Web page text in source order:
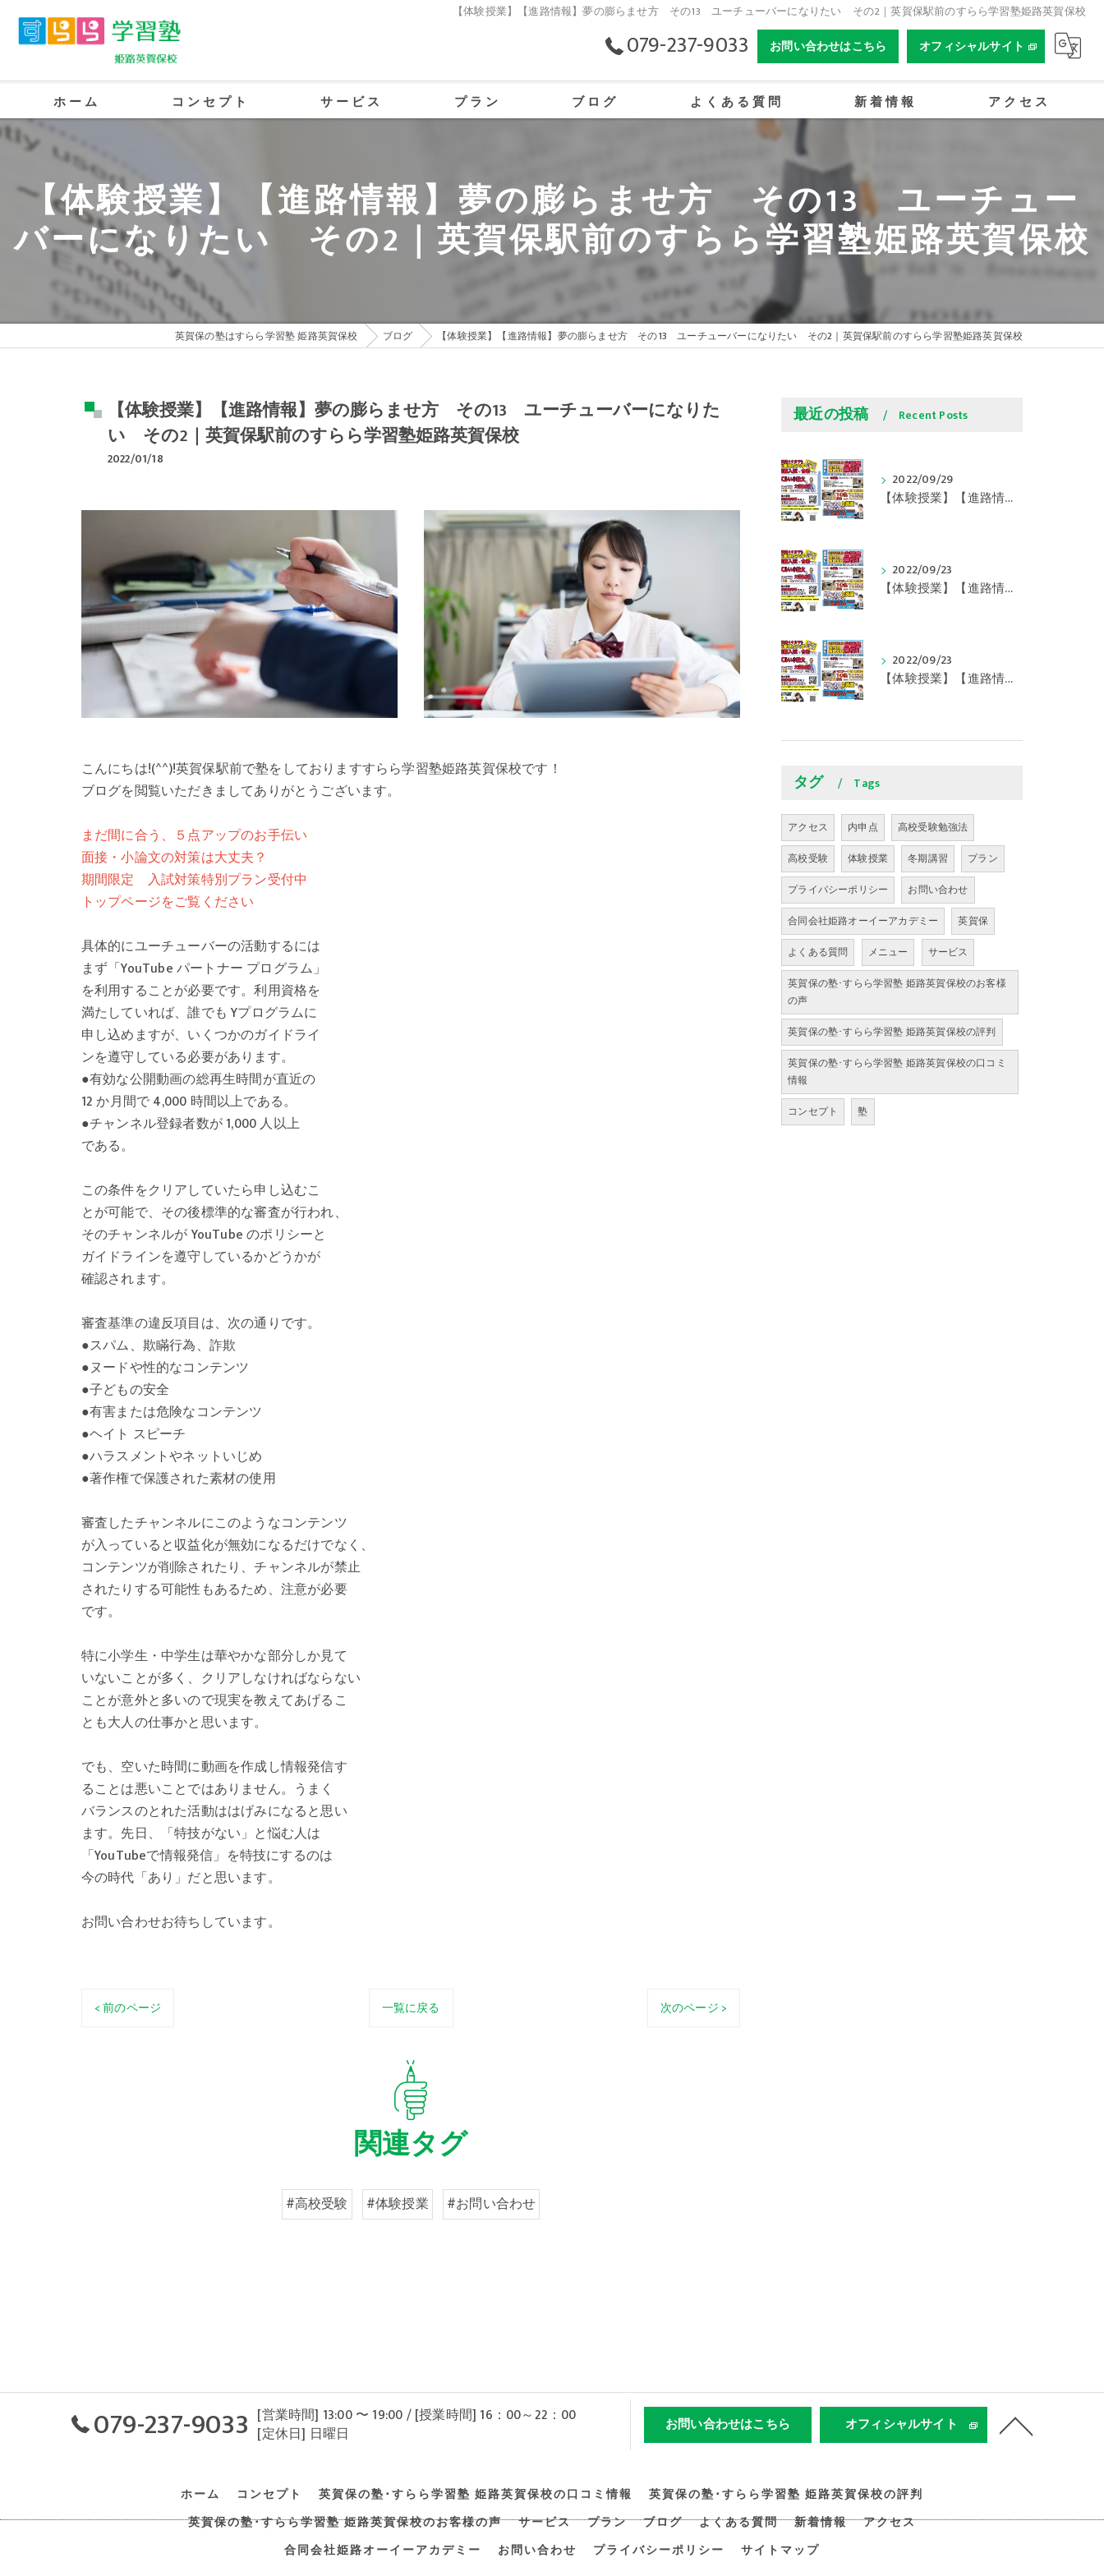
【体験授業】【進路情報】夢の膨らませ方 その13 ユーチューバーになりたい その2｜英賀保駅前のすらら学習塾姫路英賀保校
079-237-9033 お問い合わせはこちら オフィシャルサイト
ホーム コンセプト
英賀保の塾･すらら学習塾 姫路英賀保校の評判
英賀保の塾･すらら学習塾 姫路英賀保校のお客様の声
サービス プラン ブログ よくある質問 新着情報 アクセス
【体験授業】【進路情報】夢の膨らませ方 その13 ユーチュー
バーになりたい その2｜英賀保駅前のすらら学習塾姫路英賀保校
英賀保の塾はすらら学習塾 姫路英賀保校 ブログ 【体験授業】【進路情報】夢の膨らませ方 その13 ユーチューバーになりたい その2｜英賀保駅前のすらら学習塾姫路英賀保校
【体験授業】【進路情報】夢の膨らませ方 その13 ユーチューバーになりた
い その2｜英賀保駅前のすらら学習塾姫路英賀保校
2022/01/18
こんにちは!(^^)!英賀保駅前で塾をしておりますすらら学習塾姫路英賀保校です！
ブログを閲覧いただきましてありがとうございます。
まだ間に合う、５点アップのお手伝い
面接・小論文の対策は大丈夫？
期間限定 入試対策特別プラン受付中
トップページをご覧ください
具体的にユーチューバーの活動するには
まず「YouTube パートナー プログラム」
を利用することが必要です。利用資格を
満たしていれば、誰でも Yプログラムに
申し込めますが、いくつかのガイドライ
ンを遵守している必要があります。
●有効な公開動画の総再生時間が直近の
12 か月間で 4,000 時間以上である。
●チャンネル登録者数が 1,000 人以上
である。
この条件をクリアしていたら申し込むこ
とが可能で、その後標準的な審査が行われ、
そのチャンネルが YouTube のポリシーと
ガイドラインを遵守しているかどうかが
確認されます。
審査基準の違反項目は、次の通りです。
●スパム、欺瞞行為、詐欺
●ヌードや性的なコンテンツ
●子どもの安全
●有害または危険なコンテンツ
●ヘイト スピーチ
●ハラスメントやネットいじめ
●著作権で保護された素材の使用
審査したチャンネルにこのようなコンテンツ
が入っていると収益化が無効になるだけでなく、
コンテンツが削除されたり、チャンネルが禁止
されたりする可能性もあるため、注意が必要
です。
特に小学生・中学生は華やかな部分しか見て
いないことが多く、クリアしなければならない
ことが意外と多いので現実を教えてあげるこ
とも大人の仕事かと思います。
でも、空いた時間に動画を作成し情報発信す
ることは悪いことではありません。うまく
バランスのとれた活動ははげみになると思い
ます。先日、「特技がない」と悩む人は
「YouTubeで情報発信」を特技にするのは
今の時代「あり」だと思います。
お問い合わせお待ちしています。
< 前のページ 一覧に戻る 次のページ >
関連タグ
#高校受験 #体験授業 #お問い合わせ
最近の投稿 Recent Posts
2022/09/29
【体験授業】【進路情報】学びの豆知識 その108 やはり、これに帰ってくる？｜英賀保駅前のすらら学習塾姫路英賀保校
2022/09/23
【体験授業】【進路情報】学びの豆知識 その107 実力テストや模試が苦手な人は｜英賀保駅前のすらら学習塾姫路英賀保校
2022/09/23
【体験授業】【進路情報】学びの豆知識 その106 やはり目的がないとモチベーションが上がらない ｜英賀保駅前のすらら学習塾姫路英賀保校
タグ Tags
アクセス 内申点
高校受験勉強法
高校受験
体験授業 冬期講習
プラン
プライバシーポリシー
お問い合わせ
合同会社姫路オーイーアカデミー
英賀保
よくある質問
メニュー
サービス
英賀保の塾･すらら学習塾 姫路英賀保校のお客様
の声
英賀保の塾･すらら学習塾 姫路英賀保校の評判
英賀保の塾･すらら学習塾 姫路英賀保校の口コミ
情報
コンセプト
塾
079-237-9033 [営業時間] 13:00 〜 19:00 / [授業時間] 16：00～22：00
[定休日] 日曜日
お問い合わせはこちら オフィシャルサイト
ホーム コンセプト 英賀保の塾･すらら学習塾 姫路英賀保校の口コミ情報
英賀保の塾･すらら学習塾 姫路英賀保校の評判
英賀保の塾･すらら学習塾 姫路英賀保校のお客様の声
サービス プラン ブログ よくある質問 新着情報
アクセス
合同会社姫路オーイーアカデミー
お問い合わせ プライバシーポリシー サイトマップ